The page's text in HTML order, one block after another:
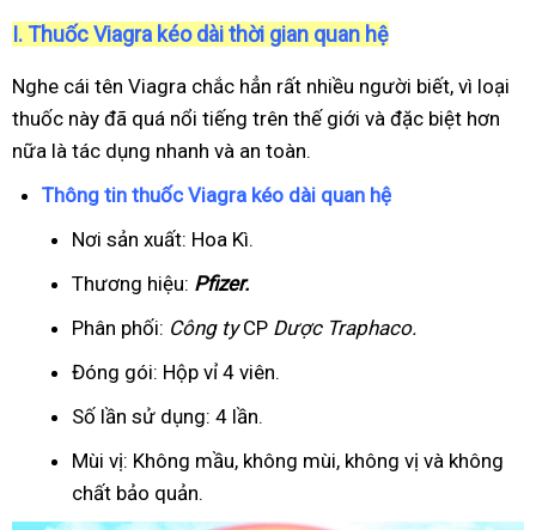
I. Thuốc Viagra kéo dài thời gian quan hệ
Nghe cái tên Viagra chắc hẳn rất nhiều người biết, vì loại
thuốc này đã quá nổi tiếng trên thế giới và đặc biệt hơn
nữa là tác dụng nhanh và an toàn.
Thông tin thuốc Viagra kéo dài quan hệ
Nơi sản xuất: Hoa Kì.
Thương hiệu: Pfizer.
Phân phối: Công tyCP Dược Traphaco.
Đóng gói: Hộp vỉ 4 viên.
Số lần sử dụng: 4 lần.
Mùi vị: Không mầu, không mùi, không vị và không
chất bảo quản.